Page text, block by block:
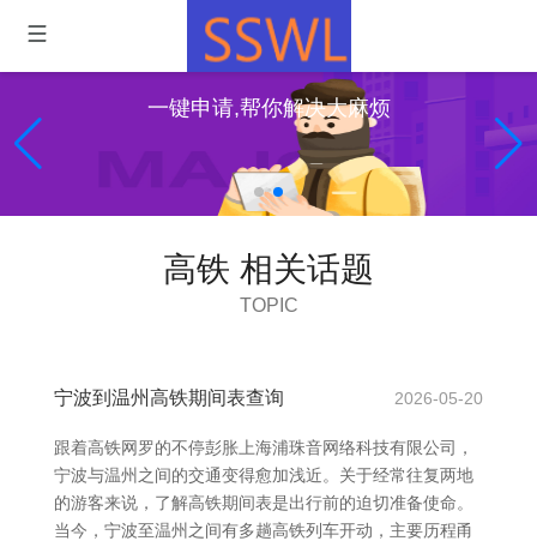
一键申请,帮你解决大麻烦
高铁 相关话题
TOPIC
宁波到温州高铁期间表查询 2026-05-20
跟着高铁网罗的不停彭胀上海浦珠音网络科技有限公司，
宁波与温州之间的交通变得愈加浅近。关于经常往复两地
的游客来说，了解高铁期间表是出行前的迫切准备使命。
当今，宁波至温州之间有多趟高铁列车开动，主要历程甬